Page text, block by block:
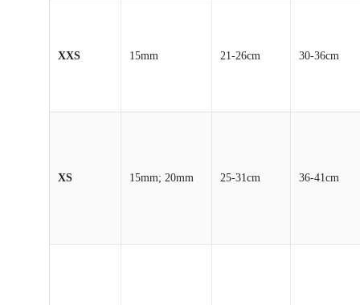
XXS 15mm 21-26cm 30-36cm
XS 15mm; 20mm 25-31cm 36-41cm